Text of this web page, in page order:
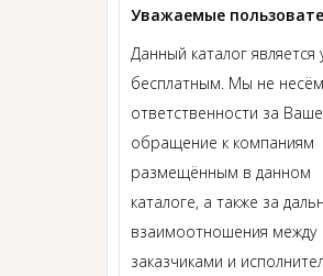
Уважаемые
Данный каталог является
бесплатным. Мы не несём
ответственности за Ваше
обращение к компаниям
размещённым в данном
каталоге, а также за
взаимоотношения между
заказчиками и